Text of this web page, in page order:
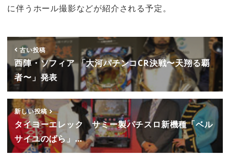
に伴うホール撮影などが紹介される予定。
古い投稿
西陣・ソフィア 「大河パチンコCR決戦〜天翔る覇
者〜」発表
新しい投稿
タイヨーエレック サミー製パチスロ新機種「ベル
サイユのばら」…